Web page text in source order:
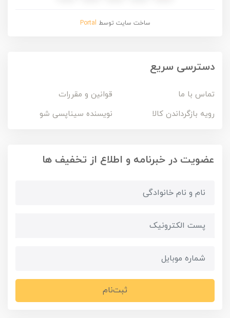
ساخت سایت توسط Portal
دسترسی سریع
تماس با ما
قوانین و مقررات
رویه بازگرداندن کالا
نویسنده سیناپسی شو
عضویت در خبرنامه و اطلاع از تخفیف ها
ثبت‌نام